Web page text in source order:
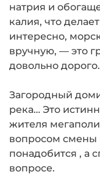
натрия и
калия, что
интересно,
вручную, — это
довольно дорого.
Загородный
река… Это
жителя
вопросом смены
понадобится , а
вопросе.